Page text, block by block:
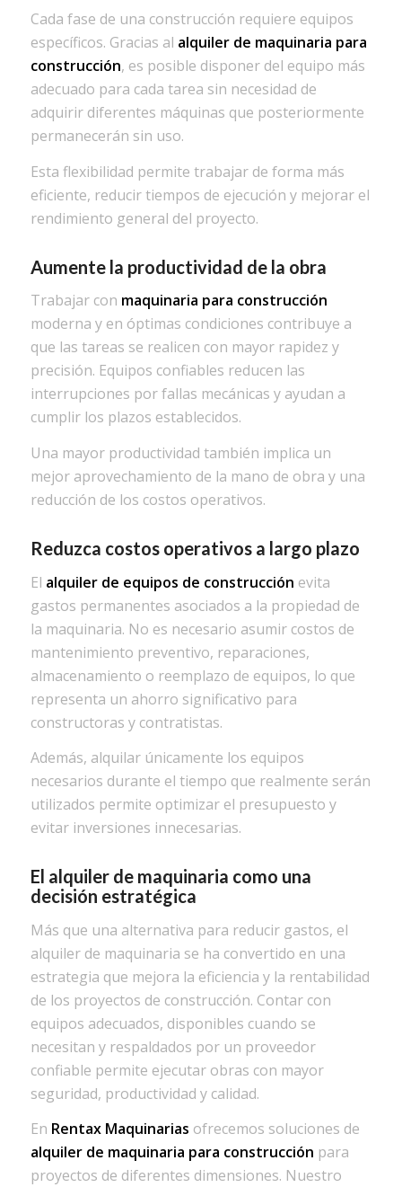
Cada fase de una construcción requiere equipos
específicos. Gracias al alquiler de maquinaria para
construcción, es posible disponer del equipo más
adecuado para cada tarea sin necesidad de
adquirir diferentes máquinas que posteriormente
permanecerán sin uso.
Esta flexibilidad permite trabajar de forma más
eficiente, reducir tiempos de ejecución y mejorar el
rendimiento general del proyecto.
Aumente la productividad de la obra
Trabajar con maquinaria para construcción
moderna y en óptimas condiciones contribuye a
que las tareas se realicen con mayor rapidez y
precisión. Equipos confiables reducen las
interrupciones por fallas mecánicas y ayudan a
cumplir los plazos establecidos.
Una mayor productividad también implica un
mejor aprovechamiento de la mano de obra y una
reducción de los costos operativos.
Reduzca costos operativos a largo plazo
El alquiler de equipos de construcción evita
gastos permanentes asociados a la propiedad de
la maquinaria. No es necesario asumir costos de
mantenimiento preventivo, reparaciones,
almacenamiento o reemplazo de equipos, lo que
representa un ahorro significativo para
constructoras y contratistas.
Además, alquilar únicamente los equipos
necesarios durante el tiempo que realmente serán
utilizados permite optimizar el presupuesto y
evitar inversiones innecesarias.
El alquiler de maquinaria como una
decisión estratégica
Más que una alternativa para reducir gastos, el
alquiler de maquinaria se ha convertido en una
estrategia que mejora la eficiencia y la rentabilidad
de los proyectos de construcción. Contar con
equipos adecuados, disponibles cuando se
necesitan y respaldados por un proveedor
confiable permite ejecutar obras con mayor
seguridad, productividad y calidad.
En Rentax Maquinarias ofrecemos soluciones de
alquiler de maquinaria para construcción para
proyectos de diferentes dimensiones. Nuestro